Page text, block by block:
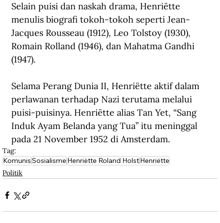
Selain puisi dan naskah drama, Henriëtte
menulis biografi tokoh-tokoh seperti Jean-
Jacques Rousseau (1912), Leo Tolstoy (1930),
Romain Rolland (1946), dan Mahatma Gandhi
(1947).
Selama Perang Dunia II, Henriëtte aktif dalam
perlawanan terhadap Nazi terutama melalui
puisi-puisinya. Henriëtte alias Tan Yet, “Sang
Induk Ayam Belanda yang Tua” itu meninggal
pada 21 November 1952 di Amsterdam.
Tag:
KomunisSosialismeHenriëtte Roland HolstHenriëtte
Politik